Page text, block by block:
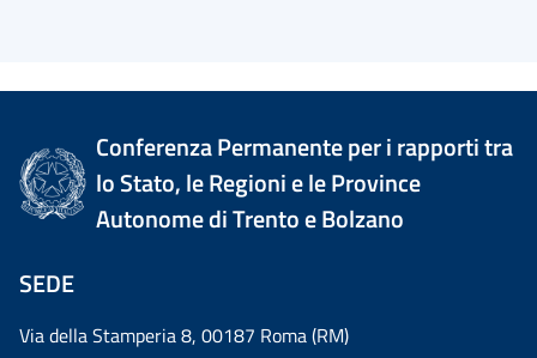
Conferenza Permanente per i rapporti tra
lo Stato, le Regioni e le Province
Autonome di Trento e Bolzano
SEDE
Via della Stamperia 8, 00187 Roma (RM)